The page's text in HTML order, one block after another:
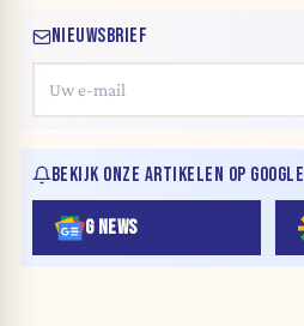
NIEUWSBRIEF
BEKIJK ONZE ARTIKELEN OP GOOGLE
G NEWS